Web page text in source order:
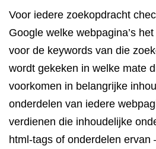
Voor iedere zoekopdracht
Google welke webpagina’s
voor de keywords van die
wordt gekeken in welke mate
voorkomen in belangrijke
onderdelen van iedere
verdienen die inhoudelijke
html-tags of onderdelen ervan